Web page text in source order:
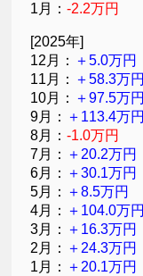
1月：-2.2万円
[2025年]
12月： ＋5.0万円
11月： ＋58.3万円
10月： ＋97.5万円
9月： ＋113.4万円
8月：-1.0万円
7月： ＋20.2万円
6月： ＋30.1万円
5月： ＋8.5万円
4月： ＋104.0万円
3月： ＋16.3万円
2月： ＋24.3万円
1月： ＋20.1万円